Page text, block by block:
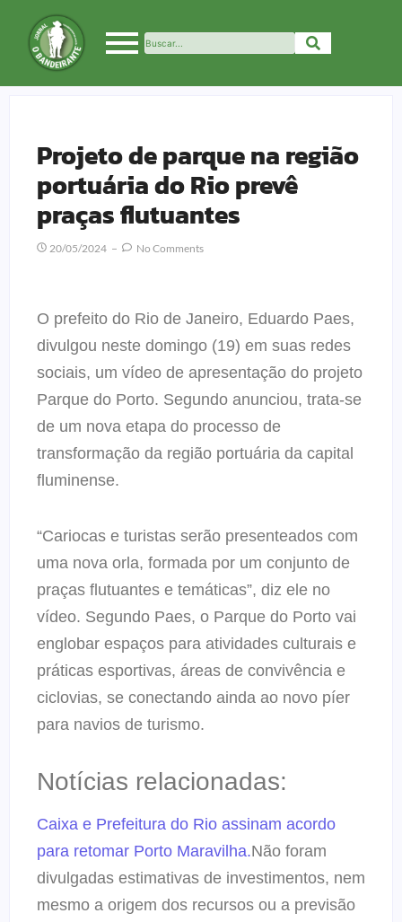
Projeto de parque na região
portuária do Rio prevê
praças flutuantes
20/05/2024 No Comments
O prefeito do Rio de Janeiro, Eduardo Paes,
divulgou neste domingo (19) em suas redes
sociais, um vídeo de apresentação do projeto
Parque do Porto. Segundo anunciou, trata-se
de um nova etapa do processo de
transformação da região portuária da capital
fluminense.
“Cariocas e turistas serão presenteados com
uma nova orla, formada por um conjunto de
praças flutuantes e temáticas”, diz ele no
vídeo. Segundo Paes, o Parque do Porto vai
englobar espaços para atividades culturais e
práticas esportivas, áreas de convivência e
ciclovias, se conectando ainda ao novo píer
para navios de turismo.
Notícias relacionadas:
Caixa e Prefeitura do Rio assinam acordo
para retomar Porto Maravilha.Não foram
divulgadas estimativas de investimentos, nem
mesmo a origem dos recursos ou a previsão